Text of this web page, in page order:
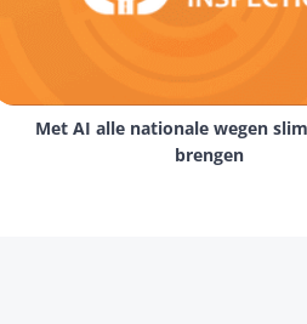
Met AI alle nationale wegen
brengen